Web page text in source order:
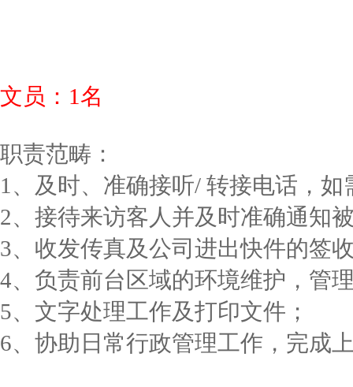
文员：1名
职责范畴：
1、及时、准确接听/ 转接电话，
2、接待来访客人并及时准确通知
3、收发传真及公司进出快件的签
4、负责前台区域的环境维护，管
5、文字处理工作及打印文件；
6、协助日常行政管理工作，完成